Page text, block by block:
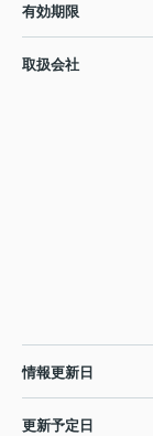
有効期限
取扱会社
情報更新日
更新予定日